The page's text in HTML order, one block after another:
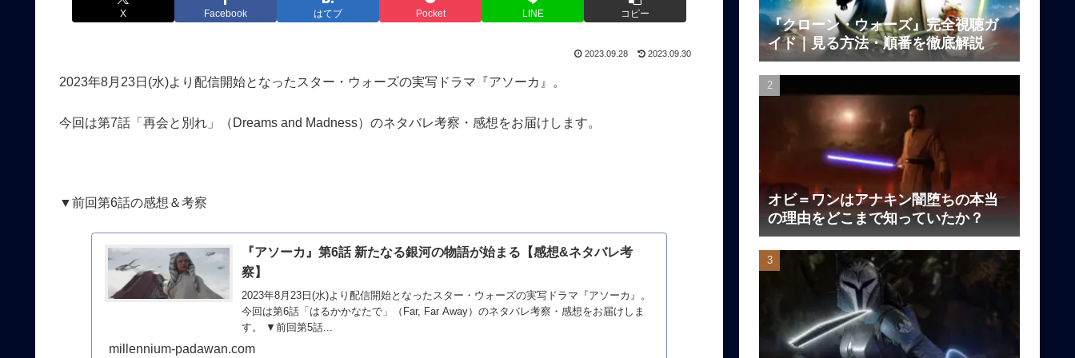
X Facebook はてブ Pocket LINE コピー
2023.09.28 2023.09.30
2023年8月23日(水)より配信開始となったスター・ウォーズの実写ドラマ『アソーカ』。
今回は第7話「再会と別れ」（Dreams and Madness）のネタバレ考察・感想をお届けします。
▼前回第6話の感想＆考察
『アソーカ』第6話 新たなる銀河の物語が始まる【感想&ネタバレ考
察】
2023年8月23日(水)より配信開始となったスター・ウォーズの実写ドラマ『アソーカ』。
今回は第6話「はるかかなたで」（Far, Far Away）のネタバレ考察・感想をお届けしま
す。 ▼前回第5話...
millennium-padawan.com
『クローン・ウォーズ』完全視聴ガ
イド｜見る方法・順番を徹底解説
オビ＝ワンはアナキン闇堕ちの本当
の理由をどこまで知っていたか？